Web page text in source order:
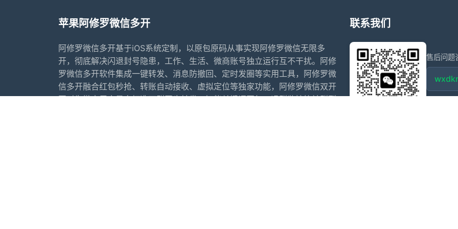
苹果阿修罗微信多开
阿修罗微信多开基于iOS系统定制，以原包原码从事实现阿修罗微信无限多
开，彻底解决闪退封号隐患，工作、生活、微商账号独立运行互不干扰。阿修
罗微信多开软件集成一键转发、消息防撤回、定时发圈等实用工具，阿修罗微
信多开融合红包秒抢、转账自动接收、虚拟定位等独家功能，阿修罗微信双开
同时为微商用户量身打造万群同步转发、智能关键词回复、退群监控等社群裂
联系我们
售后问题